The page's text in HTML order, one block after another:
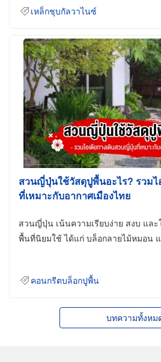
เหล็กชุบกัลวาไนซ์
สวนญี่ปุ่นใช้วัสดุปูพื้นอะไร? รวมไ
ที่เหมาะกับอากาศเมืองไทย
สวนญี่ปุ่น เน้นความเรียบง่าย สงบ แล
พื้นที่นิยมใช้ ได้แก่ บล็อกลายไม้หมอน
คอนกรีตบล็อกปูพื้น
บทความทั้งหม